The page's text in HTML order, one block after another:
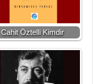
Cahit Öztelli Kimdir